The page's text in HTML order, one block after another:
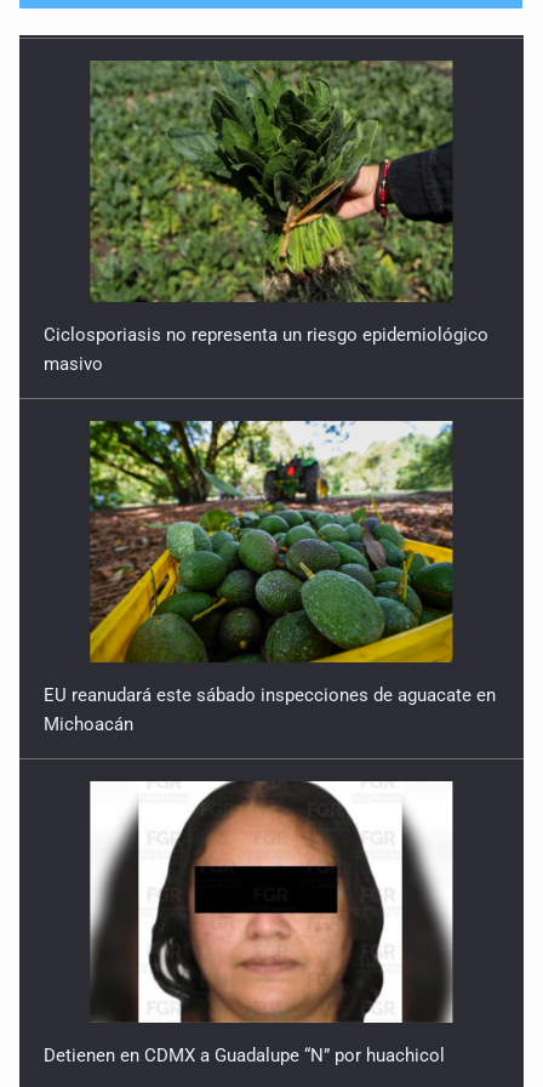
Ciclosporiasis no representa un riesgo epidemiológico
masivo
EU reanudará este sábado inspecciones de aguacate en
Michoacán
Detienen en CDMX a Guadalupe “N” por huachicol